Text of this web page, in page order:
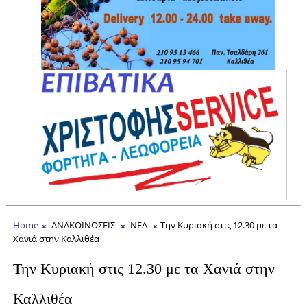
Home ΑΝΑΚΟΙΝΩΣΕΙΣ ΝΕΑ
Την Κυριακή στις 12.30 με τα
Χανιά στην Καλλιθέα
Την Κυριακή στις 12.30 με τα Χανιά στην
Καλλιθέα